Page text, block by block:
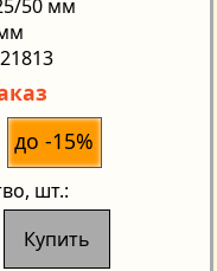
50 мм
до -15%
, шт.:
Купить